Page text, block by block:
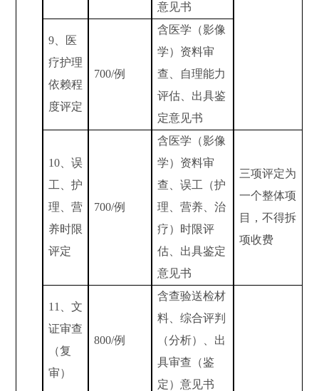
意见书
9 、医
疗护理
依赖程
度评定
700/例
含医学（影像
学）资料审
查、自理能力
评估、出具鉴
定意见书
10 、误
工、护
理、营
养时限
评定
700/例
含医学（影像
学）资料审
查、误工（护
理、营养、治
疗）时限评
估、出具鉴定
意见书
三项评定为
一个整体项
目，不得拆
项收费
11
、文
证审查
（复
审）
800/例
含查验送检材
料、综合评判
（分析）、出
具审查（鉴
定）意见书